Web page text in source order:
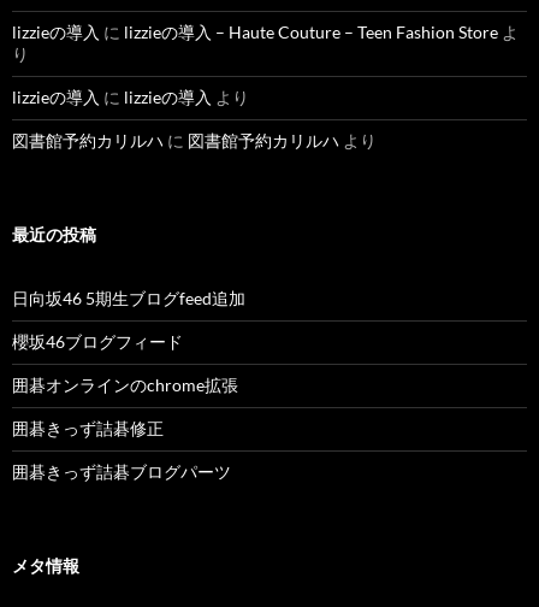
lizzieの導入 に lizzieの導入 – Haute Couture – Teen Fashion Store よ
り
lizzieの導入 に lizzieの導入 より
図書館予約カリルハ に 図書館予約カリルハ より
最近の投稿
日向坂46 5期生ブログfeed追加
櫻坂46ブログフィード
囲碁オンラインのchrome拡張
囲碁きっず詰碁修正
囲碁きっず詰碁ブログパーツ
メタ情報